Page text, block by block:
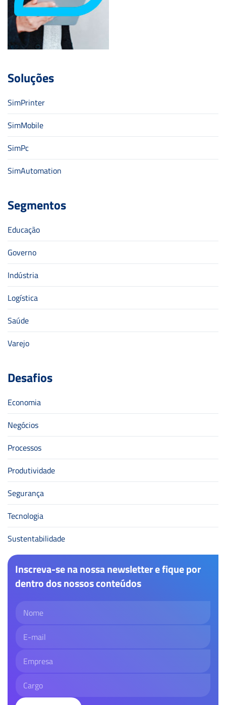
Soluções
SimPrinter
SimMobile
SimPc
SimAutomation
Segmentos
Educação
Governo
Indústria
Logística
Saúde
Varejo
Desafios
Economia
Negócios
Processos
Produtividade
Segurança
Tecnologia
Sustentabilidade
Inscreva-se na nossa newsletter e fique por
dentro dos nossos conteúdos